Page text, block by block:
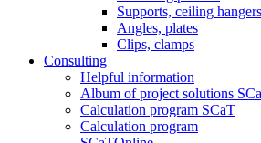
Supports, ceiling hangers
Angles, plates
Clips, clamps
Consulting
Helpful information
Album of project solutions
Calculation program SCaT
Calculation program